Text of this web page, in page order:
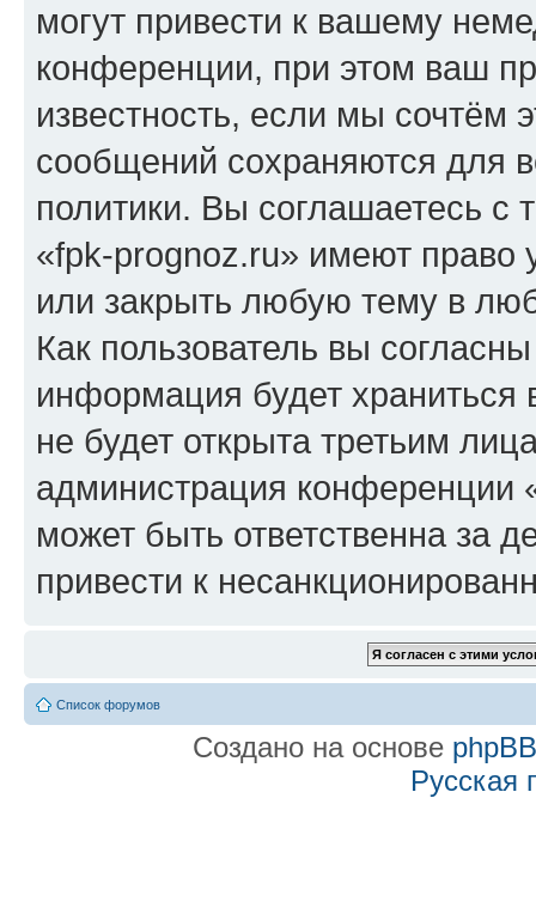
могут привести к вашему
конференции, при этом ваш
известность, если мы сочтём
сообщений сохраняются для
политики. Вы соглашаетесь
«fpk-prognoz.ru» имеют право
или закрыть любую тему в
Как пользователь вы
информация будет
не будет открыта третьим
администрация конференции
может быть ответственна за
привести к
Список форумов
Создано на основе phpBB
Русская